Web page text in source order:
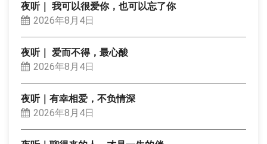
夜听｜ 我可以很爱你，也可以忘了你
2026年8月4日
夜听｜ 爱而不得，最心酸
2026年8月4日
夜听｜有幸相爱，不负情深
2026年8月4日